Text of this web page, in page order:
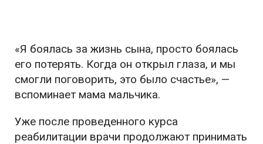
«Я боялась за жизнь сына, просто боялась
его потерять. Когда он открыл глаза, и мы
смогли поговорить, это было счастье», —
вспоминает мама мальчика.
Уже после проведенного курса
реабилитации врачи продолжают принимать